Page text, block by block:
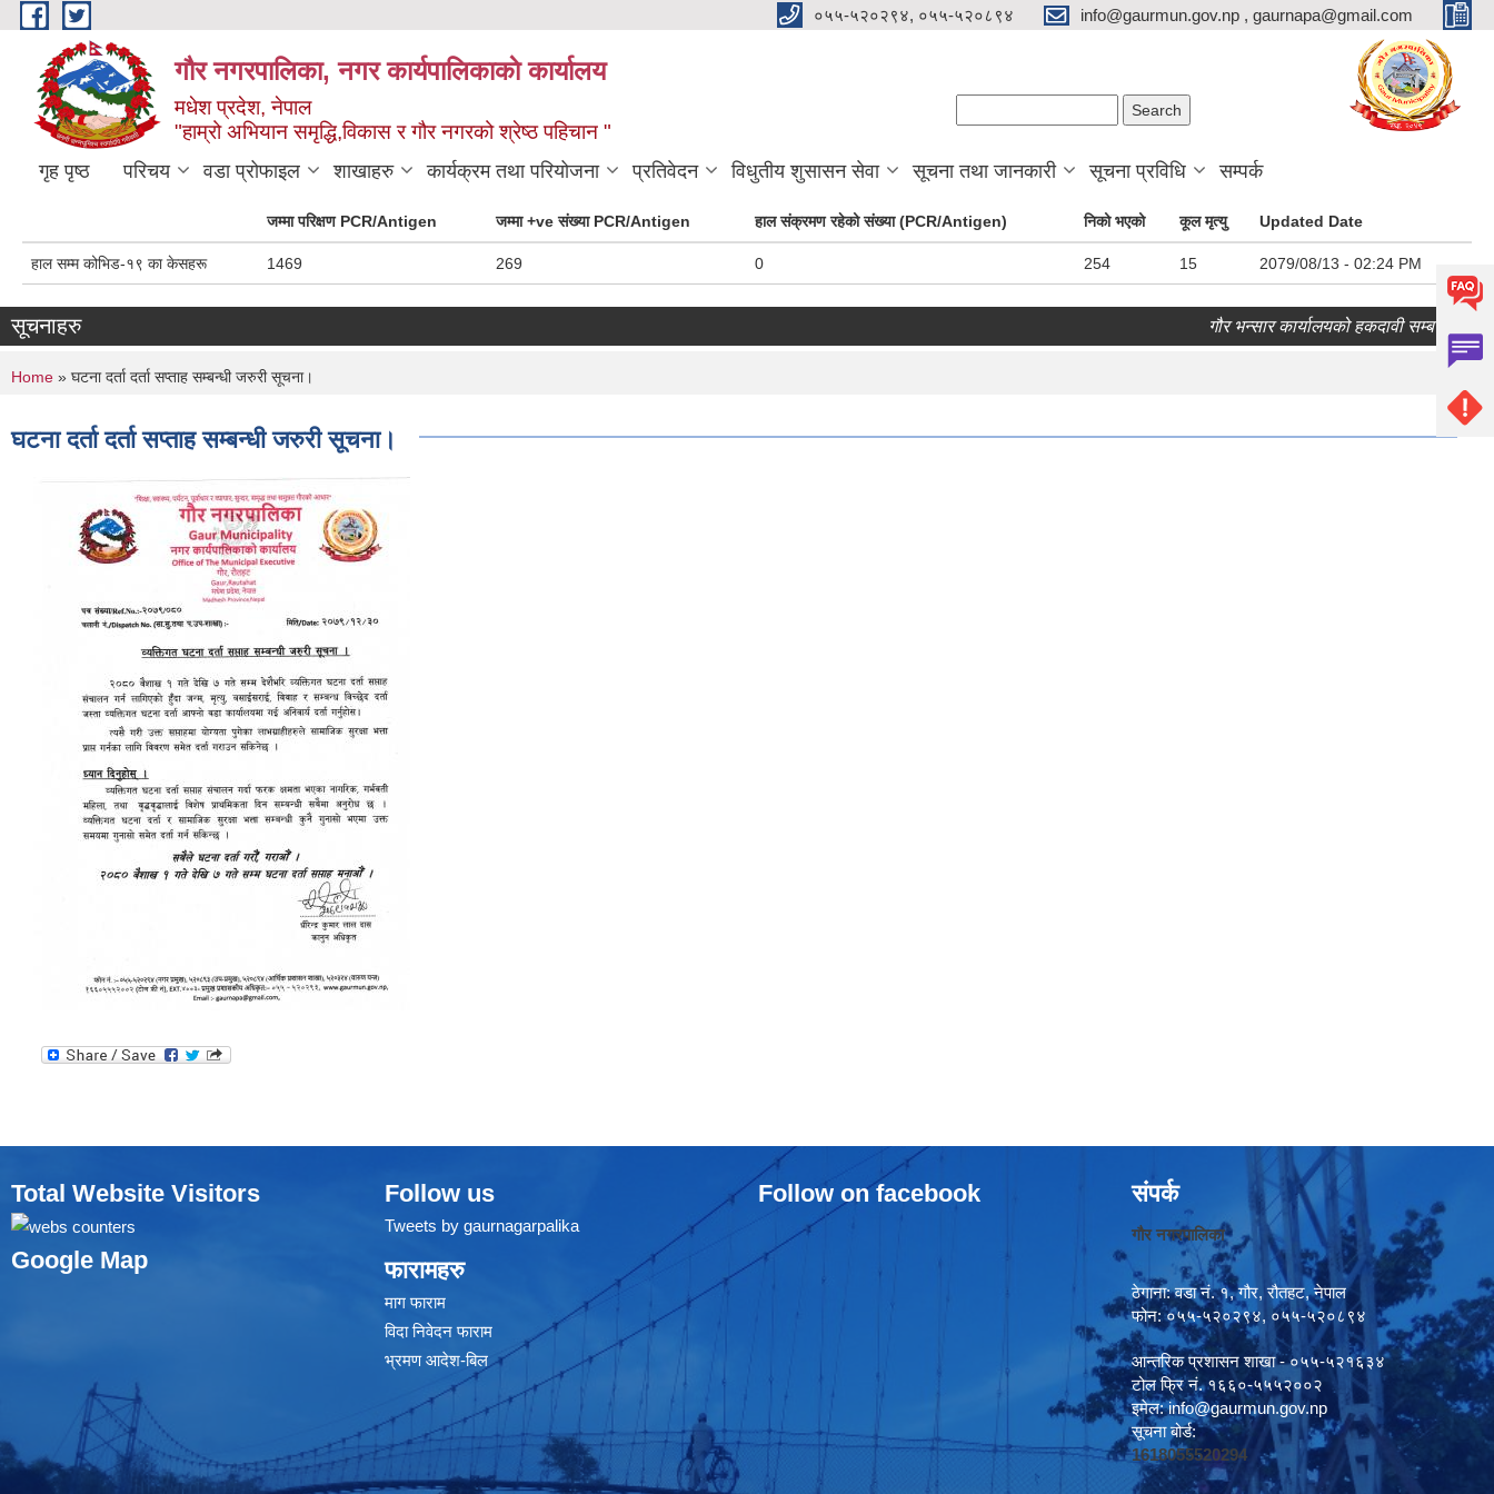
Skip to main content ०५५-५२०२९४, ०५५-५२०८९४ info@gaurmun.gov.np , gaurnapa@gmail.com
गौर नगरपालिका, नगर कार्यपालिकाकाे कार्यालय
मधेश प्रदेश, नेपाल
"हाम्रो अभियान समृद्धि,विकास र गौर नगरको श्रेष्ठ पहिचान "
गृह पृष्ठ परिचय वडा प्रोफाइल शाखाहरु कार्यक्रम तथा परियोजना प्रतिवेदन विधुतीय शुसासन सेवा सूचना तथा जानकारी सूचना प्रविधि सम्पर्क
जम्मा परिक्षण PCR/Antigen जम्मा +ve संख्या PCR/Antigen हाल संक्रमण रहेको संख्या (PCR/Antigen) निको भएको कूल मृत्यु Updated Date
हाल सम्म कोभिड-१९ का केसहरू 1469 269 0 254 15 2079/08/13 - 02:24 PM
सूचनाहरु गौर भन्सार कार्यालयको हकदावी सम्बन्धी १५
You are here
Home » घटना दर्ता दर्ता सप्ताह सम्बन्धी जरुरी सूचना।
घटना दर्ता दर्ता सप्ताह सम्बन्धी जरुरी सूचना।
Total Website Visitors
Google Map
Follow us
Tweets by gaurnagarpalika
फारामहरु
माग फाराम
विदा निवेदन फाराम
भ्रमण आदेश-बिल
Follow on facebook संपर्क
गौर नगरपालिका
ठेगाना: वडा नं. १, गौर, रौतहट, नेपाल
फोन: ०५५-५२०२९४, ०५५-५२०८९४
आन्तरिक प्रशासन शाखा - ०५५-५२१६३४
टोल फ्रि नं. १६६०-५५५२००२
इमेल:info@gaurmun.gov.np
सूचना बोर्ड:
1618055520294